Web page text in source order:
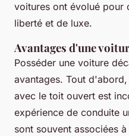
voitures ont évolué pour
liberté et de luxe.
Avantages d'une
Posséder une voiture
avantages. Tout
avec le toit ouvert est
expérience de conduite
sont souvent associées